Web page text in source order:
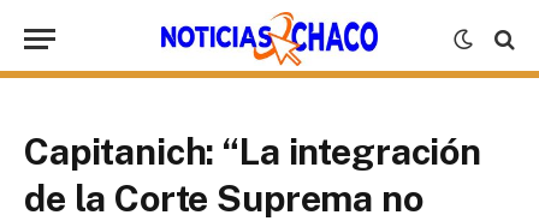
Capitanich: “La integración
de la Corte Suprema no